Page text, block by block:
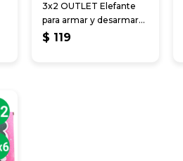
3x2 OUTLET Elefante
para armar y desarmar
18 cm
$ 119